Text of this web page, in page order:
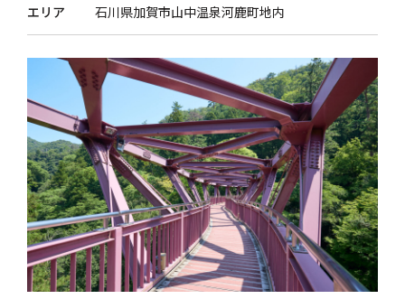
会社の歩み
50周年特設ページ
社会基盤整備事業
まちづくり・
官民連携事業
防災マネジメント事業
インフラ保全事業
環境調査事業
ハイウェイ事業
エリア 石川県加賀市山中温泉河鹿町地内